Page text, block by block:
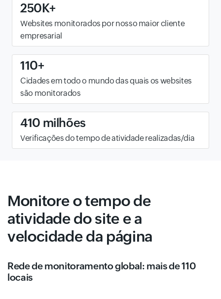
250K+
Websites monitorados por nosso maior cliente
empresarial
110+
Cidades em todo o mundo das quais os websites
são monitorados
410 milhões
Verificações do tempo de atividade realizadas/dia
Monitore o tempo de
atividade do site e a
velocidade da página
Rede de monitoramento global: mais de 110
locais